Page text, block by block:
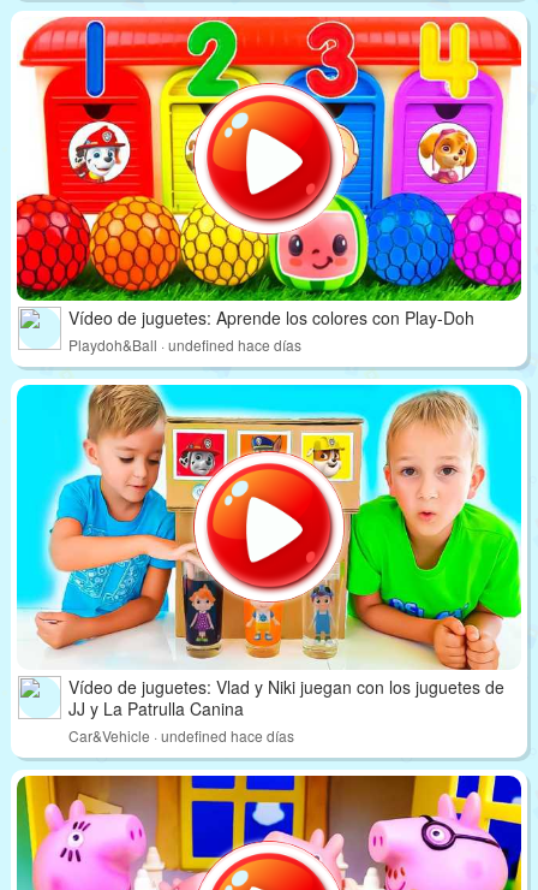
Vídeo de juguetes: Aprende los colores con Play-Doh
Playdoh&Ball · undefined hace días
Vídeo de juguetes: Vlad y Niki juegan con los juguetes de
JJ y La Patrulla Canina
Car&Vehicle · undefined hace días